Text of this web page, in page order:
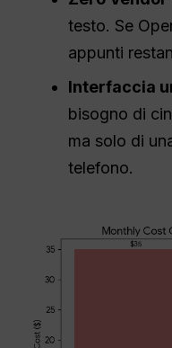
testo. Se
appunti
Interfaccia
bisogno di
ma solo di
telefono.